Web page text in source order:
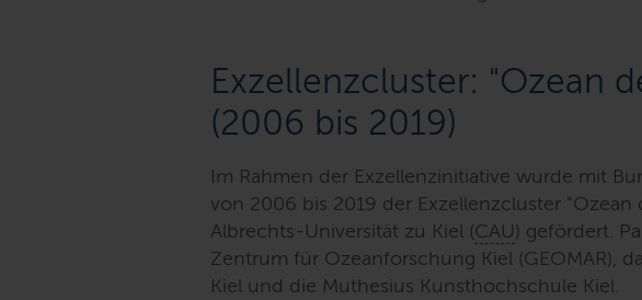
Exzellenzcluster: "Ozean
(2006 bis 2019)
Im Rahmen der Exzellenzinitiative wurde mit
von 2006 bis 2019 der Exzellenzcluster
Albrechts-Universität zu Kiel (CAU) gefördert.
Zentrum für Ozeanforschung Kiel (GEOMAR),
Kiel und die Muthesius Kunsthochschule Kiel.